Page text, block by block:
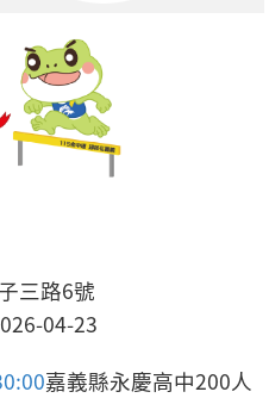
三路6號
04-23
嘉義縣永慶高中200人